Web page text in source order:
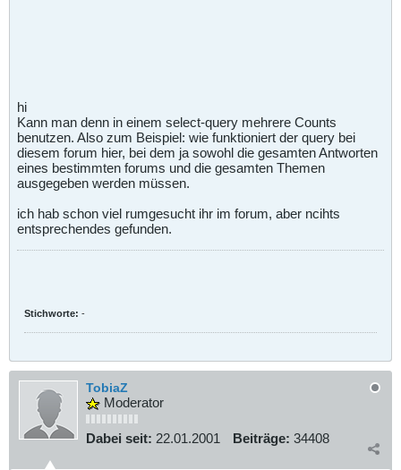
hi
Kann man denn in einem select-query mehrere Counts
benutzen. Also zum Beispiel: wie funktioniert der query bei
diesem forum hier, bei dem ja sowohl die gesamten Antworten
eines bestimmten forums und die gesamten Themen
ausgegeben werden müssen.
ich hab schon viel rumgesucht ihr im forum, aber ncihts
entsprechendes gefunden.
Stichworte: -
TobiaZ
Moderator
Dabei seit: 22.01.2001 Beiträge: 34408